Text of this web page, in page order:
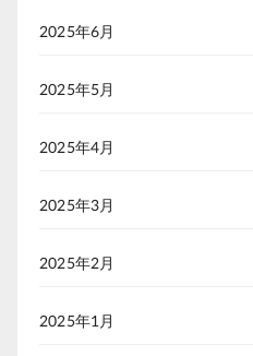
2025年6月
2025年5月
2025年4月
2025年3月
2025年2月
2025年1月